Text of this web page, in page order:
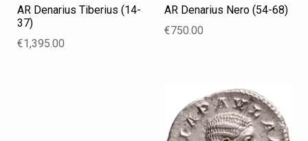
AR Denarius Tiberius (14-
37)
€1,395.00
AR Denarius Nero (54-68)
€750.00